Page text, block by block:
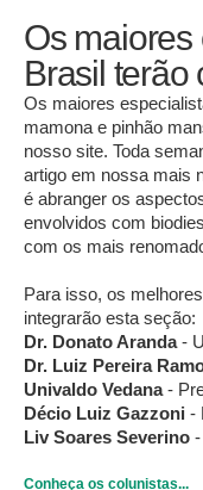
Os
Brasil terão
Os maiores
mamona e pinhão
nosso site. Toda
artigo em nossa mais
é abranger os
envolvidos com
com os mais
Para isso, os
integrarão esta seção:
Dr. Donato Aranda-
Dr. Luiz Pereira
Univaldo Vedana-
Décio Luiz Gazzoni -
Liv Soares Severino
Conheça os colunistas...